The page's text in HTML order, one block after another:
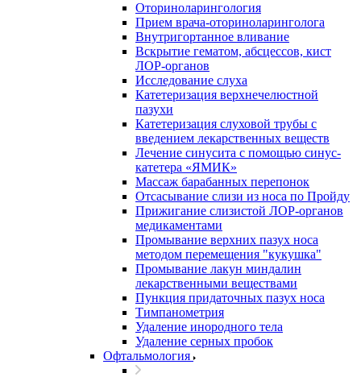
Оториноларингология
Прием врача-оториноларинголога
Внутригортанное вливание
Вскрытие гематом, абсцессов, кист
ЛОР-органов
Исследование слуха
Катетеризация верхнечелюстной
пазухи
Катетеризация слуховой трубы с
введением лекарственных веществ
Лечение синусита с помощью синус-
катетера «ЯМИК»
Массаж барабанных перепонок
Отсасывание слизи из носа по Пройду
Прижигание слизистой ЛОР-органов
медикаментами
Промывание верхних пазух носа
методом перемещения "кукушка"
Промывание лакун миндалин
лекарственными веществами
Пункция придаточных пазух носа
Тимпанометрия
Удаление инородного тела
Удаление серных пробок
Офтальмология